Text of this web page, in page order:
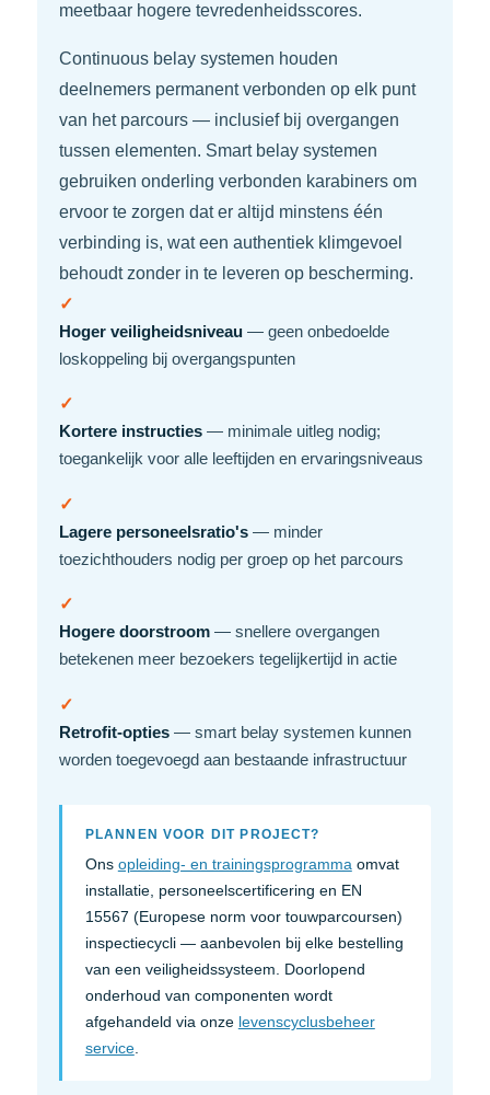
meetbaar hogere tevredenheidsscores.
Continuous belay systemen houden
deelnemers permanent verbonden op elk punt
van het parcours — inclusief bij overgangen
tussen elementen. Smart belay systemen
gebruiken onderling verbonden karabiners om
ervoor te zorgen dat er altijd minstens één
verbinding is, wat een authentiek klimgevoel
behoudt zonder in te leveren op bescherming.
✓
Hoger veiligheidsniveau — geen onbedoelde
loskoppeling bij overgangspunten
✓
Kortere instructies — minimale uitleg nodig;
toegankelijk voor alle leeftijden en ervaringsniveaus
✓
Lagere personeelsratio's — minder
toezichthouders nodig per groep op het parcours
✓
Hogere doorstroom — snellere overgangen
betekenen meer bezoekers tegelijkertijd in actie
✓
Retrofit-opties — smart belay systemen kunnen
worden toegevoegd aan bestaande infrastructuur
PLANNEN VOOR DIT PROJECT?
Ons opleiding- en trainingsprogramma omvat
installatie, personeelscertificering en EN
15567 (Europese norm voor touwparcoursen)
inspectiecycli — aanbevolen bij elke bestelling
van een veiligheidssysteem. Doorlopend
onderhoud van componenten wordt
afgehandeld via onze levenscyclusbeheer
service.